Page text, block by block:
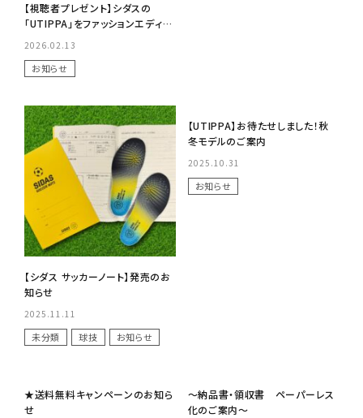
【視聴者プレゼント】シダスの
「UTIPPA」をファッションエディタ
CHANNEL」にてご紹介いただきま
2026.02.13
お知らせ
【シダス サッカーノート】発売のお
知らせ
2025.11.11
未分類 球技 お知らせ
【UTIPPA】お待たせしました！秋
冬モデルのご案内
2025.10.31
お知らせ
★送料無料キャンペーンのお知ら
せ
～納品書・領収書 ペーパーレス
化のご案内～